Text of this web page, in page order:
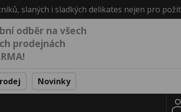
slaných i sladkých delikates nejen pro
odběr na všech
prodejnách
Novinky